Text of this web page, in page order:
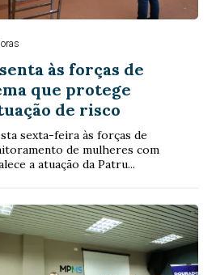
às forças de
que protege
de risco
sexta-feira às forças de
de mulheres com
a atuação da Patru...